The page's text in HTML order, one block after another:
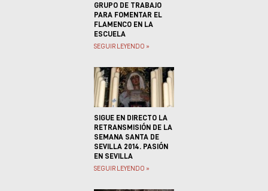
GRUPO DE TRABAJO
PARA FOMENTAR EL
FLAMENCO EN LA
ESCUELA
SEGUIR LEYENDO »
SIGUE EN DIRECTO LA
RETRANSMISIÓN DE LA
SEMANA SANTA DE
SEVILLA 2014. PASIÓN
EN SEVILLA
SEGUIR LEYENDO »